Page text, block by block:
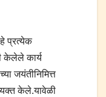
प्रत्येक
केलेले कार्य
जयंतीनिमित्त
केले.यावेळी